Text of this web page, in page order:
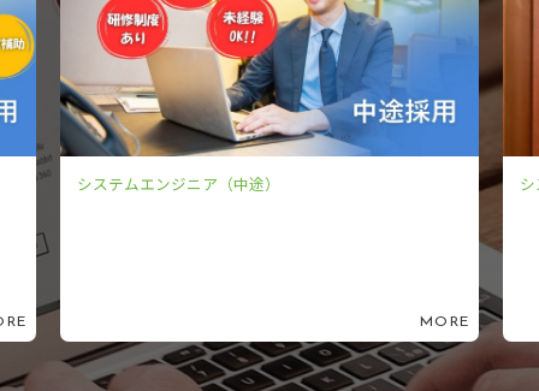
システムエンジニア（新卒）
MORE